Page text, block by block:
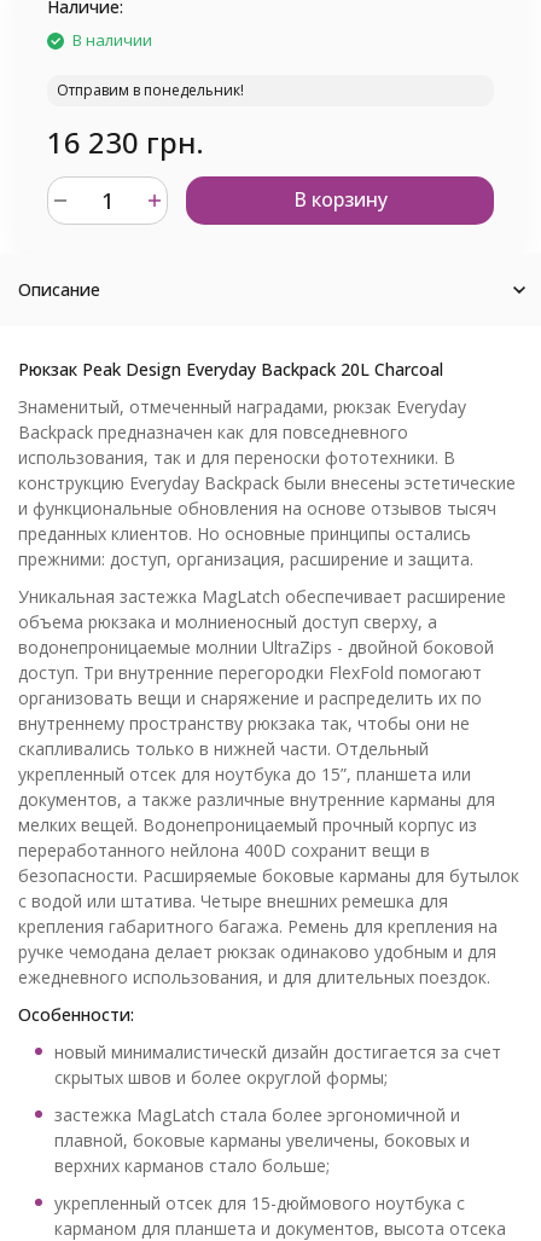
Наличие:
В наличии
Отправим в понедельник!
16 230 грн.
В корзину
Описание
Рюкзак Peak Design Everyday Backpack 20L Charcoal
Знаменитый, отмеченный наградами, рюкзак Everyday
Backpack предназначен как для повседневного
использования, так и для переноски фототехники. В
конструкцию Everyday Backpack были внесены эстетические
и функциональные обновления на основе отзывов тысяч
преданных клиентов. Но основные принципы остались
прежними: доступ, организация, расширение и защита.
Уникальная застежка MagLatch обеспечивает расширение
объема рюкзака и молниеносный доступ сверху, а
водонепроницаемые молнии UltraZips - двойной боковой
доступ. Три внутренние перегородки FlexFold помогают
организовать вещи и снаряжение и распределить их по
внутреннему пространству рюкзака так, чтобы они не
скапливались только в нижней части. Отдельный
укрепленный отсек для ноутбука до 15”, планшета или
документов, а также различные внутренние карманы для
мелких вещей. Водонепроницаемый прочный корпус из
переработанного нейлона 400D сохранит вещи в
безопасности. Расширяемые боковые карманы для бутылок
с водой или штатива. Четыре внешних ремешка для
крепления габаритного багажа. Ремень для крепления на
ручке чемодана делает рюкзак одинаково удобным и для
ежедневного использования, и для длительных поездок.
Особенности:
новый минималистическй дизайн достигается за счет
скрытых швов и более округлой формы;
застежка MagLatch стала более эргономичной и
плавной, боковые карманы увеличены, боковых и
верхних карманов стало больше;
укрепленный отсек для 15-дюймового ноутбука с
карманом для планшета и документов, высота отсека